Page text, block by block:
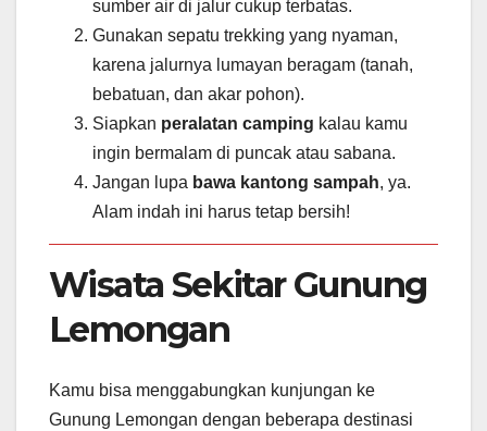
sumber air di jalur cukup terbatas.
Gunakan sepatu trekking yang nyaman,
karena jalurnya lumayan beragam (tanah,
bebatuan, dan akar pohon).
Siapkan peralatan camping kalau kamu
ingin bermalam di puncak atau sabana.
Jangan lupa bawa kantong sampah, ya.
Alam indah ini harus tetap bersih!
Wisata Sekitar Gunung
Lemongan
Kamu bisa menggabungkan kunjungan ke
Gunung Lemongan dengan beberapa destinasi